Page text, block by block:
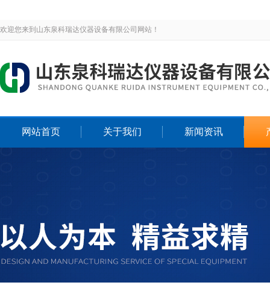
欢迎您来到山东泉科瑞达仪器设备有限公司网站！
网站首页 关于我们 新闻资讯